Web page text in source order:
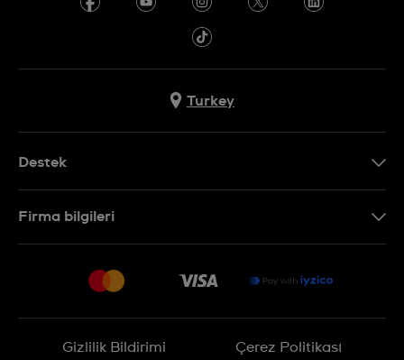
Turkey
Destek
İade Politikası
Firma bilgileri
Gizlilik Bildirimi Çerez Politikası